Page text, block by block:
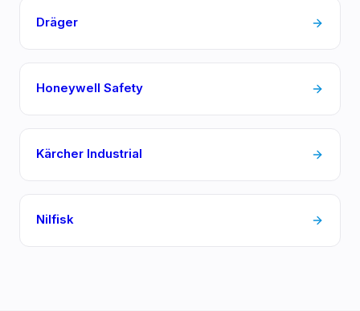
Dräger
Honeywell Safety
Kärcher Industrial
Nilfisk